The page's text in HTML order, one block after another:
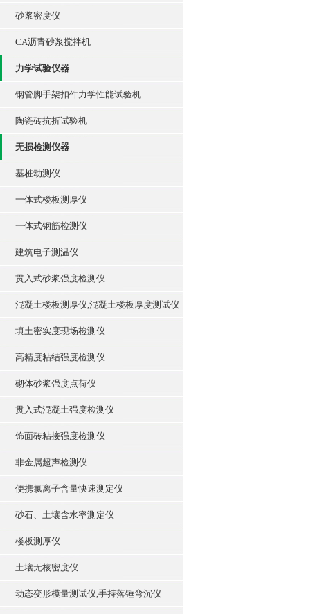
砂浆密度仪
CA沥青砂浆搅拌机
力学试验仪器
钢管脚手架扣件力学性能试验机
陶瓷砖抗折试验机
无损检测仪器
基桩动测仪
一体式楼板测厚仪
一体式钢筋检测仪
建筑电子测温仪
贯入式砂浆强度检测仪
混凝土楼板测厚仪,混凝土楼板厚度测试仪
填土密实度现场检测仪
高精度粘结强度检测仪
砌体砂浆强度点荷仪
贯入式混凝土强度检测仪
饰面砖粘接强度检测仪
非金属超声检测仪
便携氯离子含量快速测定仪
砂石、土壤含水率测定仪
楼板测厚仪
土壤无核密度仪
动态变形模量测试仪,手持落锤弯沉仪